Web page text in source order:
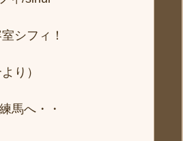
シフィ！
り）
馬へ・・